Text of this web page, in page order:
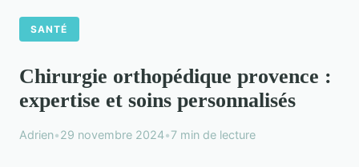
SANTÉ
Chirurgie orthopédique provence :
expertise et soins personnalisés
Adrien•29 novembre 2024•7 min de lecture